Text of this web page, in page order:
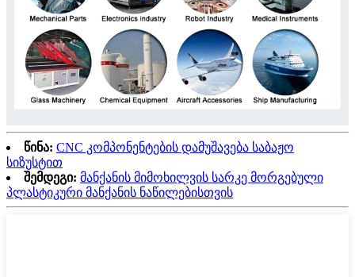
წინა: CNC კომპონენტების დამუშავება საბაჟო
სიზუსტით
შემდეგი: მანქანის მიმოხილვის სარკე მორგებული
პლასტიკური მანქანის ნაწილებისთვის